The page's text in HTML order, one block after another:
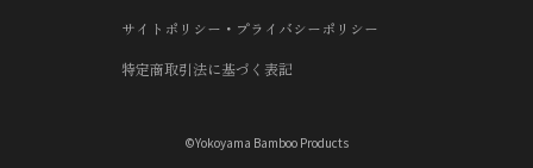
サイトポリシー・プライバシーポリシー
特定商取引法に基づく表記
©Yokoyama Bamboo Products